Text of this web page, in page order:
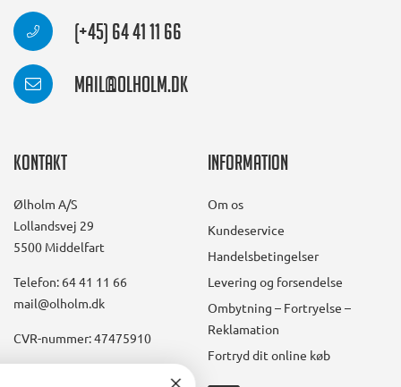
(+45) 64 41 11 66
mail@olholm.dk
Kontakt
Ølholm A/S
Lollandsvej 29
5500 Middelfart
Telefon: 64 41 11 66
mail@olholm.dk
CVR-nummer: 47475910
Information
Om os
Kundeservice
Handelsbetingelser
Levering og forsendelse
Ombytning – Fortryelse –
Reklamation
Fortryd dit online køb